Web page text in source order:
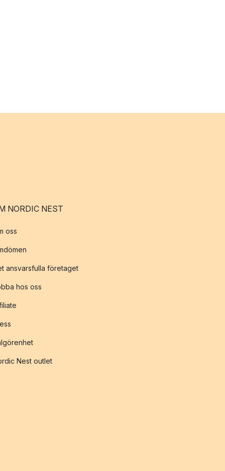
NORDIC NEST
oss
ansvarsfulla företaget
hos oss
Nest outlet